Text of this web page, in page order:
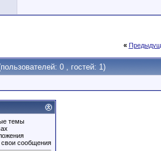
«
0 , гостей: 1)
темы
свои сообщения